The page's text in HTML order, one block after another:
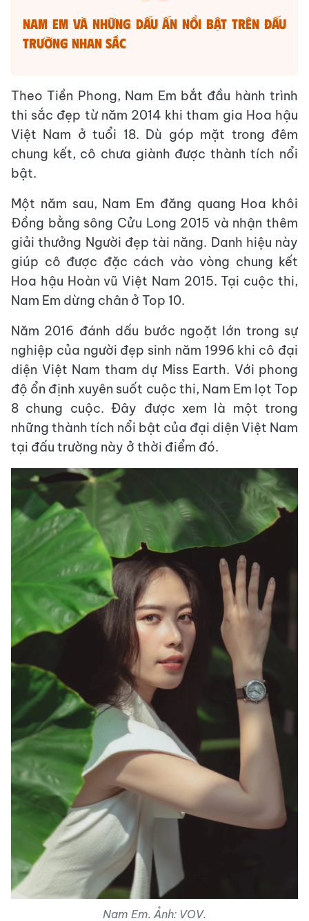
Nam Em và những dấu ấn nổi bật trên đấu
trường nhan sắc
Theo Tiền Phong, Nam Em bắt đầu hành trình
thi sắc đẹp từ năm 2014 khi tham gia Hoa hậu
Việt Nam ở tuổi 18. Dù góp mặt trong đêm
chung kết, cô chưa giành được thành tích nổi
bật.
Một năm sau, Nam Em đăng quang Hoa khôi
Đồng bằng sông Cửu Long 2015 và nhận thêm
giải thưởng Người đẹp tài năng. Danh hiệu này
giúp cô được đặc cách vào vòng chung kết
Hoa hậu Hoàn vũ Việt Nam 2015. Tại cuộc thi,
Nam Em dừng chân ở Top 10.
Năm 2016 đánh dấu bước ngoặt lớn trong sự
nghiệp của người đẹp sinh năm 1996 khi cô đại
diện Việt Nam tham dự Miss Earth. Với phong
độ ổn định xuyên suốt cuộc thi, Nam Em lọt Top
8 chung cuộc. Đây được xem là một trong
những thành tích nổi bật của đại diện Việt Nam
tại đấu trường này ở thời điểm đó.
Nam Em. Ảnh: VOV.